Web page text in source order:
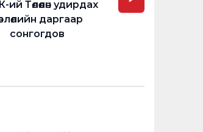
Төлөөлөн удирдах
даргаар
сонгогдов
ын даргаар